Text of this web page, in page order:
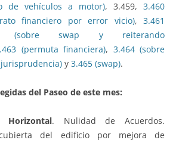
de vehículos a motor), 3.459, 3.460
financiero por error vicio),3.461
(sobre swap y reiterando
(permuta financiera), 3.464 (sobre
y 3.465 (swap).
del Paseo de este mes:
Horizontal. Nulidad de Acuerdos.
del edificio por mejora de